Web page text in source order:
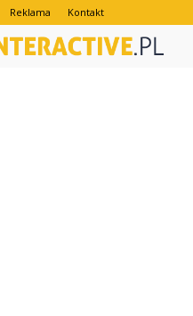
Reklama Kontakt